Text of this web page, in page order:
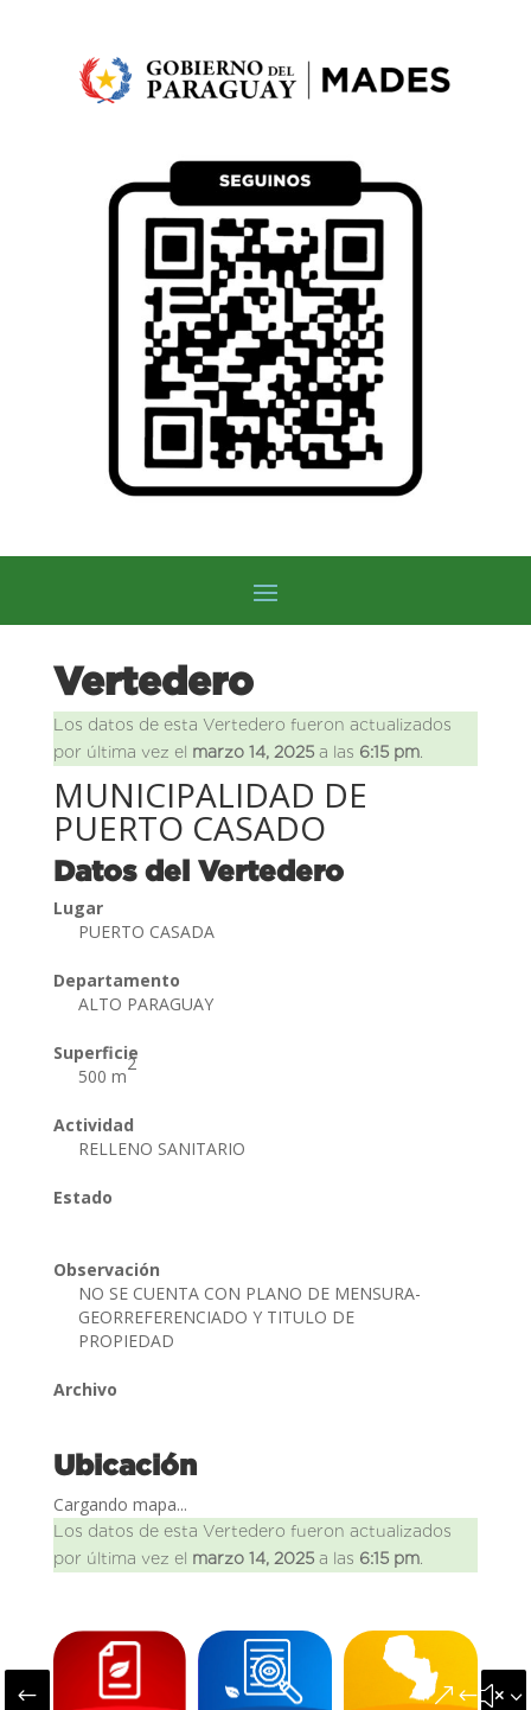
Vertedero
Los datos de esta Vertedero fueron actualizados
por última vez el marzo 14, 2025a las 6:15 pm.
MUNICIPALIDAD DE
PUERTO CASADO
Datos del Vertedero
Lugar
PUERTO CASADA
Departamento
ALTO PARAGUAY
Superficie
500 m
2
Actividad
RELLENO SANITARIO
Estado
Observación
NO SE CUENTA CON PLANO DE MENSURA-
GEORREFERENCIADO Y TITULO DE
PROPIEDAD
Archivo
Ubicación
Cargando mapa...
Los datos de esta Vertedero fueron actualizados
por última vez el marzo 14, 2025a las 6:15 pm.
#